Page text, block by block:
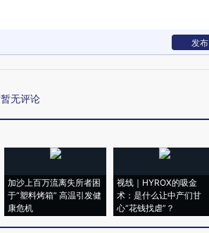
发布
无评论
加沙上百万流离失所者困
于“塑料烤箱” 高温引发健
康危机
视线｜HYROX的吸金
术：是什么让中产们甘
心“花钱找虐”？